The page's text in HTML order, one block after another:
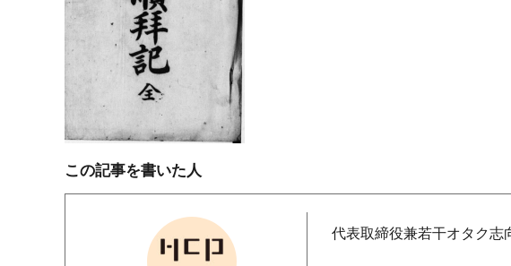
この記事を書いた人
代表取締役兼若干オタク志